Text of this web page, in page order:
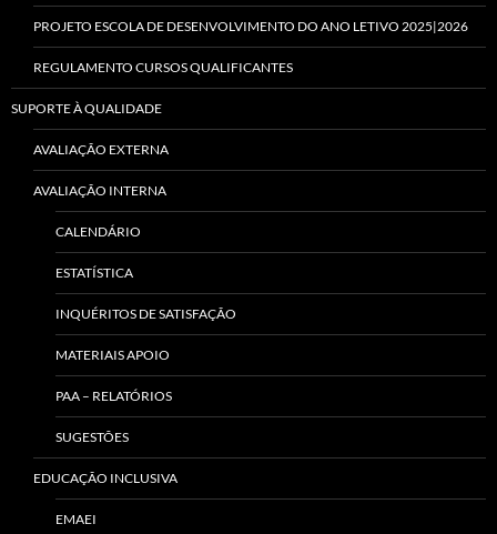
PROJETO ESCOLA DE DESENVOLVIMENTO DO ANO LETIVO 2025|2026
REGULAMENTO CURSOS QUALIFICANTES
SUPORTE À QUALIDADE
AVALIAÇÃO EXTERNA
AVALIAÇÃO INTERNA
CALENDÁRIO
ESTATÍSTICA
INQUÉRITOS DE SATISFAÇÃO
MATERIAIS APOIO
PAA – RELATÓRIOS
SUGESTÕES
EDUCAÇÃO INCLUSIVA
EMAEI